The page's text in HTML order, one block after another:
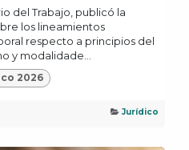
del Trabajo, publicó la
los lineamientos
respecto a principios del
y modalidade...
2026
Jurídico